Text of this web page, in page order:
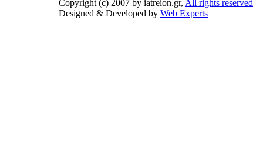
Copyright (c) 2007 by iatreion.gr, All rights reserved
Designed & Developed by Web Experts